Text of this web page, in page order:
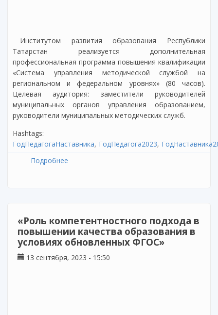
Институтом развития образования Республики
Татарстан реализуется дополнительная
профессиональная программа повышения квалификации
«Система управления методической службой на
региональном и федеральном уровнях» (80 часов).
Целевая аудитория: заместители руководителей
муниципальных органов управления образованием,
руководители муниципальных методических служб.
Hashtags:
ГодПедагогаНаставника ГодПедагога2023
Подробнее
«Роль компетентностного подхода в
повышении качества образования в
условиях обновленных ФГОС»
13 сентября, 2023 - 15:50